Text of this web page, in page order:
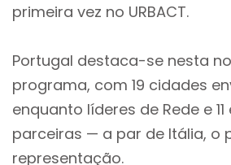
primeira vez no URBACT.
Portugal destaca-se nesta
programa, com 19 cidades
enquanto líderes de Rede e
parceiras — a par de Itália, o
representação.